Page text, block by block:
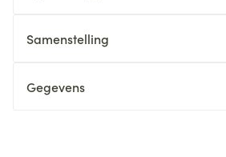
Samenstelling
Gegevens